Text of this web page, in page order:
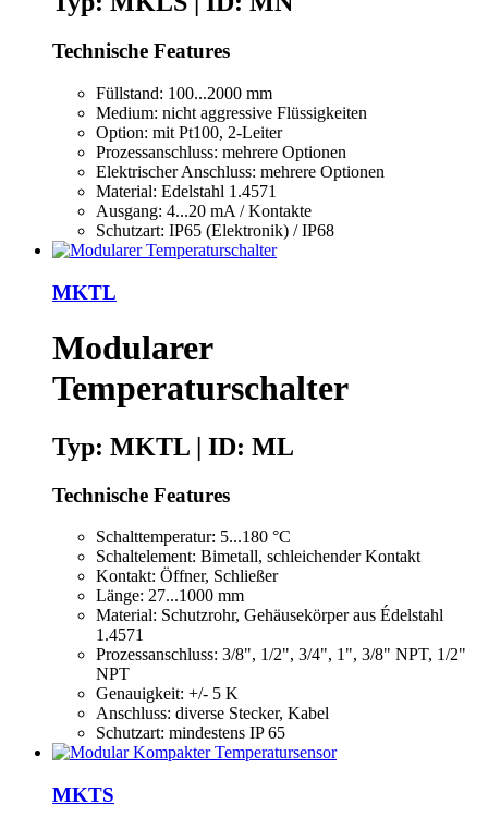
Technische Features
Füllstand: 100...2000 mm
Medium: nicht aggressive Flüssigkeiten
Option: mit Pt100, 2-Leiter
Prozessanschluss: mehrere Optionen
Elektrischer Anschluss: mehrere Optionen
Material: Edelstahl 1.4571
Ausgang: 4...20 mA / Kontakte
Schutzart: IP65 (Elektronik) / IP68
MKTL
Modularer
Temperaturschalter
Typ: MKTL | ID: ML
Technische Features
Schalttemperatur: 5...180 °C
Schaltelement: Bimetall, schleichender Kontakt
Kontakt: Öffner, Schließer
Länge: 27...1000 mm
Material: Schutzrohr, Gehäusekörper aus Édelstahl
1.4571
Prozessanschluss: 3/8", 1/2", 3/4", 1", 3/8" NPT, 1/2"
NPT
Genauigkeit: +/- 5 K
Anschluss: diverse Stecker, Kabel
Schutzart: mindestens IP 65
MKTS